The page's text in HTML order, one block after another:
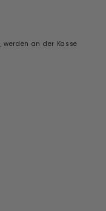
werden an der Kasse